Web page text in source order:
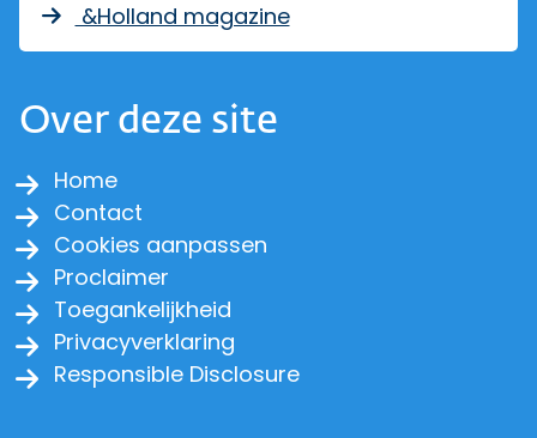
&Holland magazine
Over deze site
Home
Contact
Cookies aanpassen
Proclaimer
Toegankelijkheid
Privacyverklaring
Responsible Disclosure